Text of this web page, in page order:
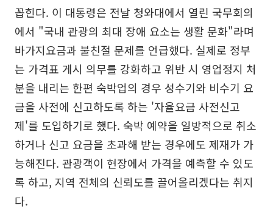
꼽힌다. 이 대통령은 전날 청와대에서 열린 국무회의
에서 "국내 관광의 최대 장애 요소는 생활 문화"라며
바가지요금과 불친절 문제를 언급했다. 실제로 정부
는 가격표 게시 의무를 강화하고 위반 시 영업정지 처
분을 내리는 한편 숙박업의 경우 성수기와 비수기 요
금을 사전에 신고하도록 하는 '자율요금 사전신고
제'를 도입하기로 했다. 숙박 예약을 일방적으로 취소
하거나 신고 요금을 초과해 받는 경우에도 제재가 가
능해진다. 관광객이 현장에서 가격을 예측할 수 있도
록 하고, 지역 전체의 신뢰도를 끌어올리겠다는 취지
다.